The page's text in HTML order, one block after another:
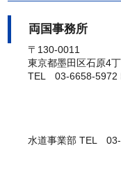
両国事務所
〒130-0011
東京都墨田区石原4
TEL 03-6658-5972
水道事業部 TEL 03-